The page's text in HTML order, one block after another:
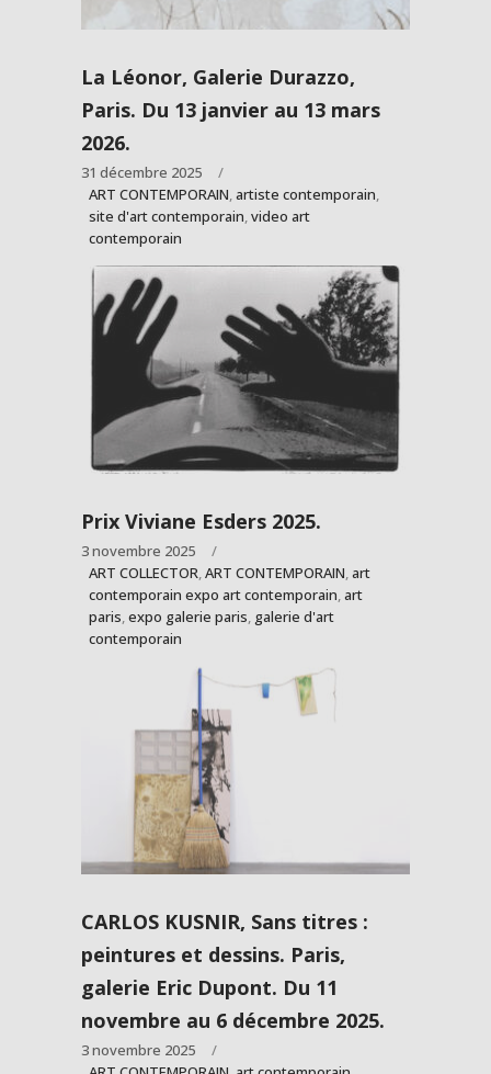
La Léonor, Galerie Durazzo,
Paris. Du 13 janvier au 13 mars
2026.
31 décembre 2025
ART CONTEMPORAIN,artiste contemporain,
site d'art contemporain,video art
contemporain
Prix Viviane Esders 2025.
3 novembre 2025
ART COLLECTOR,ART CONTEMPORAIN,art
contemporain expo art contemporain,art
paris,expo galerie paris, galerie d'art
contemporain
CARLOS KUSNIR, Sans titres :
peintures et dessins. Paris,
galerie Eric Dupont. Du 11
novembre au 6 décembre 2025.
3 novembre 2025